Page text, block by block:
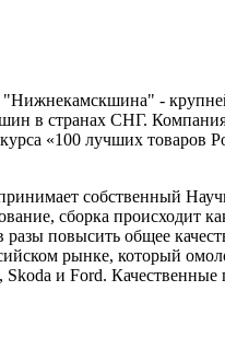
-
шин в странах СНГ.
«100 лучших товаров
собственный
сборка происходит
повысить общее
рынке, который
и Ford.